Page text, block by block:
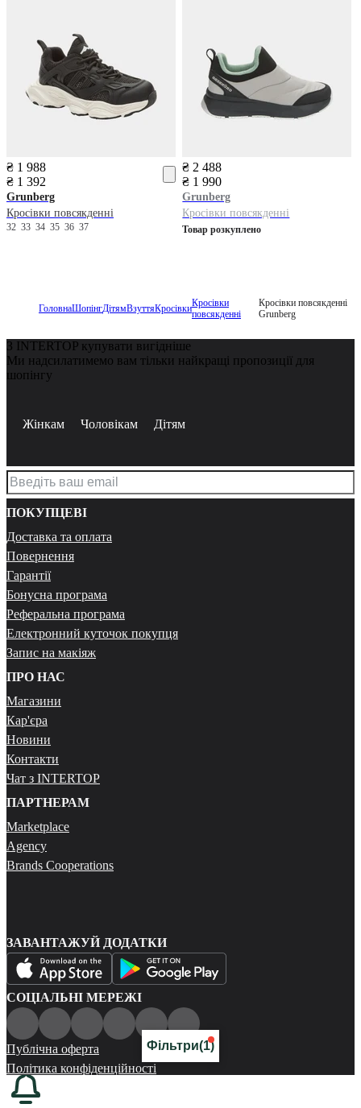
₴ 1 988
₴ 1 392
Grunberg
Кросівки повсякденні
32 33 34 35 36 37
₴ 2 488
₴ 1 990
Grunberg
Кросівки повсякденні
Товар розкуплено
ГоловнаШопінгДітямВзуттяКросівкиКросівки
повсякденні
Кросівки повсякденні
Grunberg
Фільтри(1)
З INTERTOP купувати вигідніше
Ми надсилатимемо вам тільки найкращі пропозиції для
шопінгу
Жінкам Чоловікам Дітям
ПОКУПЦЕВІ
Доставка та оплата
Повернення
Гарантії
Бонусна програма
Реферальна програма
Електронний куточок покупця
Запис на макіяж
ПРО НАС
Магазини
Кар'єра
Новини
Контакти
Чат з INTERTOP
ПАРТНЕРАМ
Marketplace
Agency
Brands Cooperations
ЗАВАНТАЖУЙ ДОДАТКИ
СОЦІАЛЬНІ МЕРЕЖІ
Публічна оферта
Політика конфіденційності
Карта сайту
© 2026 Всі права захищені